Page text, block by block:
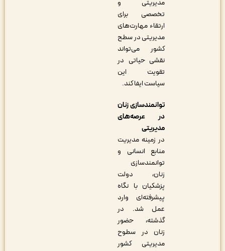
مدیریتی و
تخصصی برای
ارتقاء مهارت‌های
مدیریتی در سطح
کشور می‌تواند
نقشی حیاتی در
تقویت این
سیاست ایفا کند.
توانمندسازی زنان
در عرصه‌های
مدیریتی
در زمینه مدیریت
منابع انسانی و
توانمندسازی
زنان، دولت
پزشکیان با نگاه
پیشرفته‌ای وارد
عمل شد. در
گذشته، حضور
زنان در سطوح
مدیریتی کشور